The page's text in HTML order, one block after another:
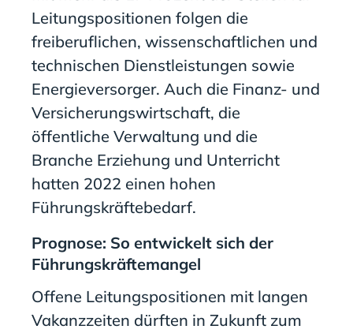
Leitungspositionen folgen die
freiberuflichen, wissenschaftlichen und
technischen Dienstleistungen sowie
Energieversorger. Auch die Finanz- und
Versicherungswirtschaft, die
öffentliche Verwaltung und die
Branche Erziehung und Unterricht
hatten 2022 einen hohen
Führungskräftebedarf.
Prognose: So entwickelt sich der
Führungskräftemangel
Offene Leitungspositionen mit langen
Vakanzzeiten dürften in Zukunft zum